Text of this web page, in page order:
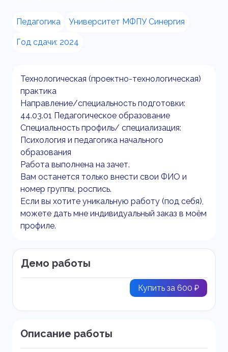
Педагогика Университет МФПУ Синергия
Год сдачи: 2024
Технологическая (проектно-технологическая)
практика
Направление/специальность подготовки:
44.03.01 Педагогическое образование
Специальность профиль/ специализация:
Психология и педагогика начального
образования
Работа выполнена на зачет.
Вам останется только внести свои ФИО и
номер группы, роспись.
Если вы хотите уникальную работу (под себя),
можете дать мне индивидуальный заказ в моём
профиле.
Демо работы
Купить за 600 ₽
Описание работы